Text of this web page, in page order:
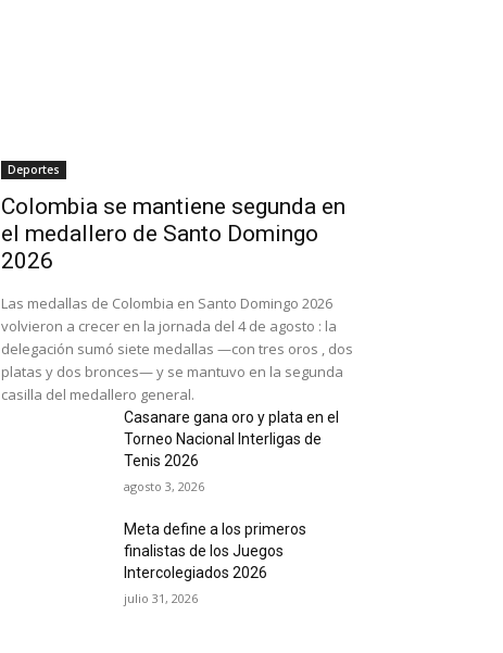
Deportes
Colombia se mantiene segunda en
el medallero de Santo Domingo
2026
Las medallas de Colombia en Santo Domingo 2026
volvieron a crecer en la jornada del 4 de agosto : la
delegación sumó siete medallas —con tres oros , dos
platas y dos bronces— y se mantuvo en la segunda
casilla del medallero general.
Casanare gana oro y plata en el
Torneo Nacional Interligas de
Tenis 2026
agosto 3, 2026
Meta define a los primeros
finalistas de los Juegos
Intercolegiados 2026
julio 31, 2026